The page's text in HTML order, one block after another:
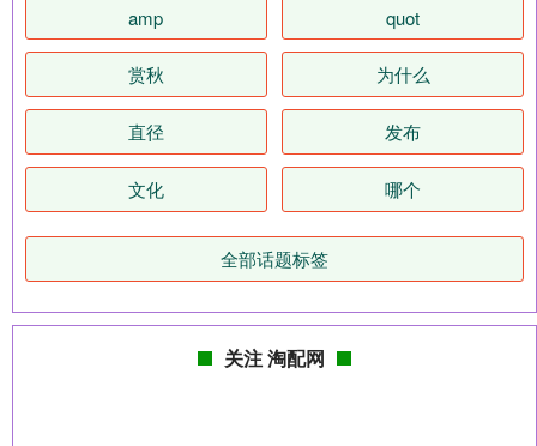
amp quot
赏秋 为什么
直径 发布
文化 哪个
全部话题标签
关注 淘配网